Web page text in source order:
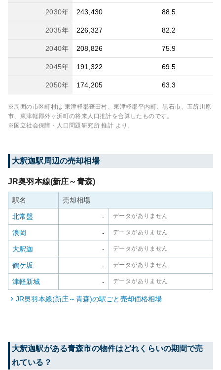
2030年 243,430 88.5
2035年 226,327 82.2
2040年 208,826 75.9
2045年 191,322 69.5
2050年 174,205 63.3
※周囲の市区町村は 東津軽郡蓬田村、東津軽郡平内町、黒石市、五所川原
市、東津軽郡外ヶ浜町の将来人口推計を合算したものです。
※国立社会保障・人口問題研究所 推計 より。
大釈迦駅周辺の売却相場
JR奥羽本線(新庄～青森)
駅名 売却相場
北常盤 - データがありません
浪岡 - データがありません
大釈迦 - データがありません
鶴ケ坂 - データがありません
津軽新城 - データがありません
JR奥羽本線(新庄～青森)の駅ごと売却価格相場
大釈迦駅がある青森市の物件はどれくらいの期間で売
れている？